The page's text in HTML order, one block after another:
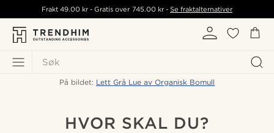
Søk
Frakt49.00 kr - Gratis over 745.00 kr- Se fraktalternativer
På bildet: Lett Grå Lue av Organisk Bomull
HVOR SKAL DU?